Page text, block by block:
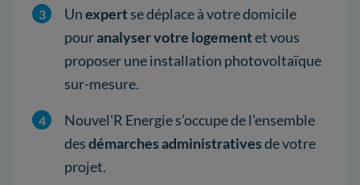
Unexpertse déplace à votre domicile
pouranalyser votre logementet vous
proposer une installation photovoltaïque
sur-mesure.
Nouvel'R Energie s’occupe de l’ensemble
desdémarches administrativesde votre
projet.